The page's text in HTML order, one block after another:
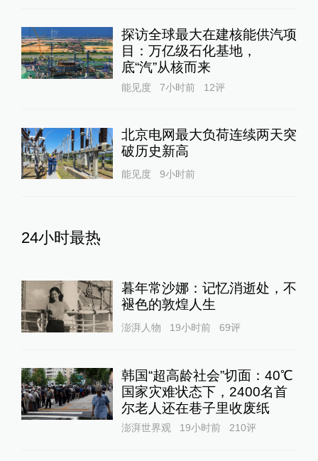
探访全球最大在建核能供汽项
目：万亿级石化基地，
底“汽”从核而来
能见度 7小时前 12评
北京电网最大负荷连续两天突
破历史新高
能见度 9小时前
24小时最热
暮年常沙娜：记忆消逝处，不
褪色的敦煌人生
澎湃人物 19小时前 69评
韩国“超高龄社会”切面：40℃
国家灾难状态下，2400名首
尔老人还在巷子里收废纸
澎湃世界观 19小时前 210评